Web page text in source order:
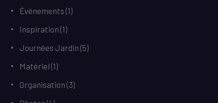
Événements (1)
Inspiration (1)
Journées Jardin (5)
Matériel (1)
Organisation (3)